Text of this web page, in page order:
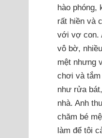
hào phóng,
rất hiền và
với vợ con.
vô bờ,
mệt nhưng
chơi và
như rửa
nhà. Anh
chăm bé
làm để tôi